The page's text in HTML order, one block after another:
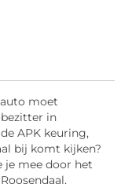
moet
in
APK keuring,
bij komt kijken?
je mee door het